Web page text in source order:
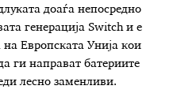
доаѓа непосредно
генерација Switch и е
Европската Унија кои
ги направат батериите
лесно заменливи.